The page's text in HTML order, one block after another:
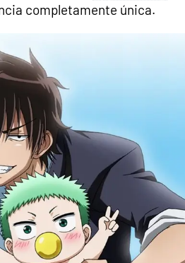
completamente única.